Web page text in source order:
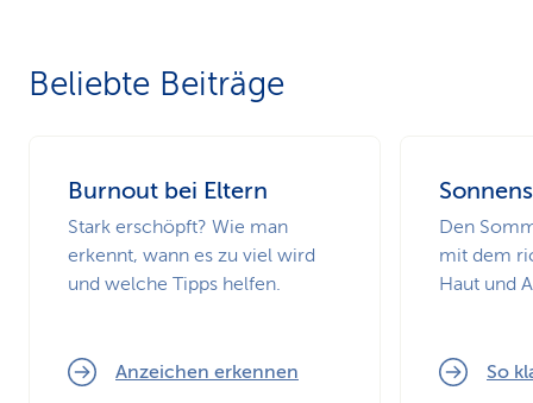
Beliebte Beiträge
Burnout bei Eltern
Stark erschöpft? Wie man
erkennt, wann es zu viel wird
und welche Tipps helfen.
Anzeichen erkennen
Den
mit dem
Haut und
So